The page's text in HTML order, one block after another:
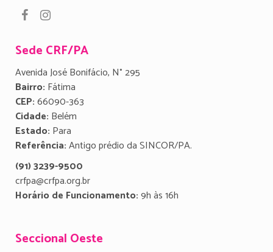
Sede CRF/PA
Avenida José Bonifácio, N° 295
Bairro: Fátima
CEP:66090-363
Cidade: Belém
Estado: Para
Referência:Antigo prédio da SINCOR/PA.
(91) 3239-9500
crfpa@crfpa.org.br
Horário de Funcionamento:9h às 16h
Seccional Oeste